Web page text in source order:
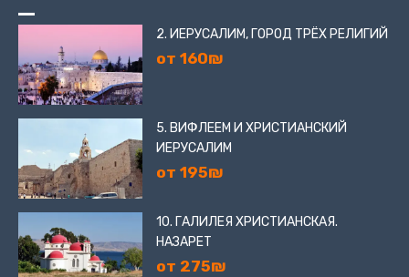
2. ИЕРУСАЛИМ, ГОРОД ТРЁХ РЕЛИГИЙ
от 160₪
5. ВИФЛЕЕМ И ХРИСТИАНСКИЙ
ИЕРУСАЛИМ
от 195₪
10. ГАЛИЛЕЯ ХРИСТИАНСКАЯ.
НАЗАРЕТ
от 275₪